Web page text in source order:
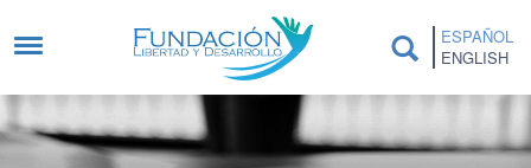
ESPAÑOL
ENGLISH